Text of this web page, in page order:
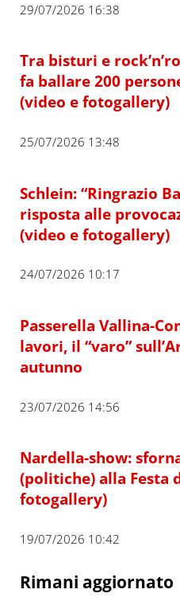
29/07/2026 16:38
Tra bisturi e
fa ballare 200
(video e fotogallery)
25/07/2026 13:48
Schlein: “Ringrazio
risposta alle
(video e fotogallery)
24/07/2026 10:17
Passerella Vallina-
lavori, il “varo”
autunno
23/07/2026 14:56
Nardella-show:
(politiche) alla Festa
fotogallery)
19/07/2026 10:42
Rimani aggiornato